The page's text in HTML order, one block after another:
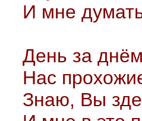
И мне
День за
Нас
Знаю, Вы